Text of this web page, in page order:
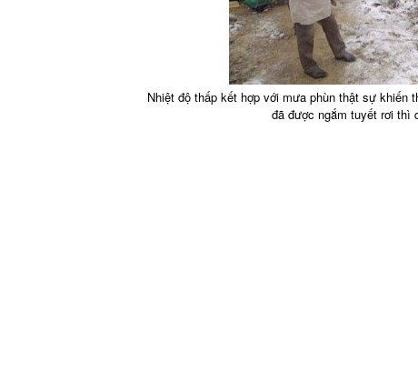
Nhiệt độ thấp kết hợp với mưa phùn thật sự
đã được ngắm tuyết rơi thì